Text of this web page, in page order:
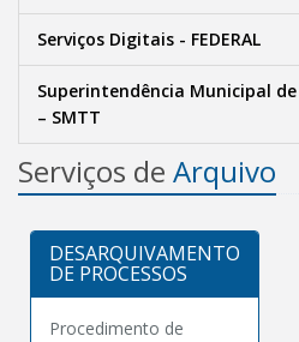
Serviços Digitais - FEDERAL
Superintendência Municipal
– SMTT
Serviços de Arquivo
DESARQUIVAMENTO
DE PROCESSOS
Procedimento de